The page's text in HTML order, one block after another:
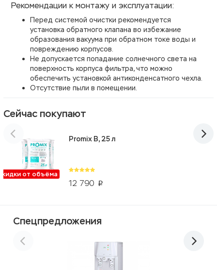
Рекомендации к монтажу и эксплуатации:
Перед системой очистки рекомендуется
установка обратного клапана во избежание
образования вакуума при обратном токе воды и
повреждению корпусов.
Не допускается попадание солнечного света на
поверхность корпуса фильтра, что можно
обеспечить установкой антиконденсатного чехла.
Отсутствие пыли в помещении.
Сейчас покупают
от объёма
12 790 p
Promix B, 25 л
Спецпредложения